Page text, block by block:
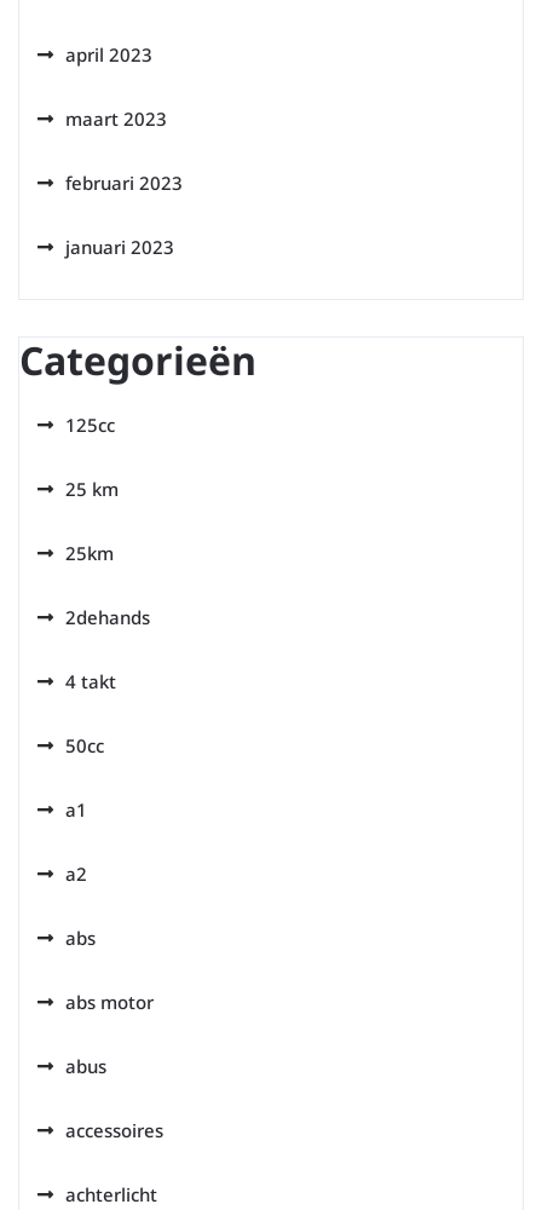
april 2023
maart 2023
februari 2023
januari 2023
Categorieën
125cc
25 km
25km
2dehands
4 takt
50cc
a1
a2
abs
abs motor
abus
accessoires
achterlicht